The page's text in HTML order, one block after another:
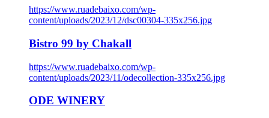
https://www.ruadebaixo.com/wp-
content/uploads/2023/12/dsc00304-335x256.jpg
Bistro 99 by Chakall
https://www.ruadebaixo.com/wp-
content/uploads/2023/11/odecollection-335x256.jpg
ODE WINERY